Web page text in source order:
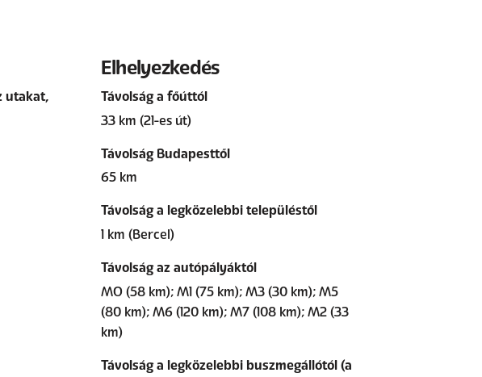
utakat,
Elhelyezkedés
Távolság a főúttól
33 km (21-es út)
Távolság Budapesttől
65 km
Távolság a legközelebbi településtől
1 km (Bercel)
Távolság az autópályáktól
MO (58 km); M1 (75 km); M3 (30 km); M5
(80 km); M6 (120 km); M7 (108 km); M2 (33
km)
Távolság a legközelebbi buszmegállótól (a